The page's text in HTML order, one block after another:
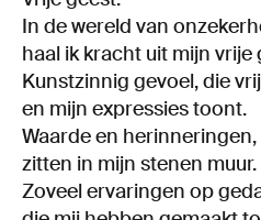
In de wereld van
haal ik kracht uit mijn vrije
Kunstzinnig gevoel, die
en mijn expressies toont.
Waarde en herinneringen,
zitten in mijn stenen muur.
Zoveel ervaringen op